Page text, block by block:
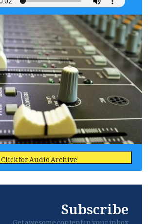
Click for Audio Archive
Subscribe
Get awesome content in your inbox.